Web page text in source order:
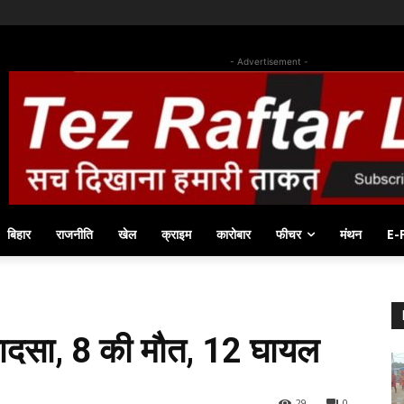
- Advertisement -
बिहार राजनीति खेल क्राइम कारोबार फीचर मंथन E-
8 की मौत, 12 घायल